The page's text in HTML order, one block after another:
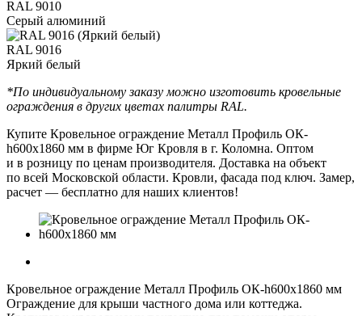
RAL 9010
Серый алюминий
RAL 9016
Яркий белый
*По индивидуальному заказу можно изготовить кровельные
ограждения в других цветах палитры RAL.
Купите Кровельное ограждение Металл Профиль ОК-
h600х1860 мм в фирме Юг Кровля в г. Коломна. Оптом
и в розницу по ценам производителя. Доставка на объект
по всей Московской области. Кровли, фасада под ключ. Замер,
расчет — бесплатно для наших клиентов!
Кровельное ограждение Металл Профиль ОК-h600х1860 мм
Ограждение для крыши частного дома или коттеджа.